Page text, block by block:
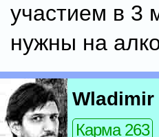
участием в 3
нужны на
Wladimir
Карма 263